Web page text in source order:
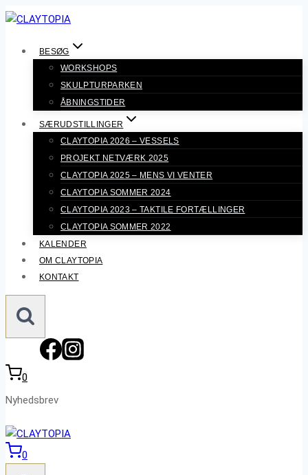
Fortsæt
BESØG
WORKSHOPS
SKULPTURPARKEN
ÅBNINGSTIDER
SÆRUDSTILLINGER
CLAYTOPIA 2026 – VESSELS
PROJEKT NETVÆRK 2025
CLAYTOPIA 2025 – MENS VI VENTER
CLAYTOPIA SOMMER 2024
CLAYTOPIA 2023 – TAKTILE FORTÆLLINGER
CLAYTOPIA SOMMER 2022
KALENDER
OM CLAYTOPIA
KONTAKT
0
Nyhedsbrev
0